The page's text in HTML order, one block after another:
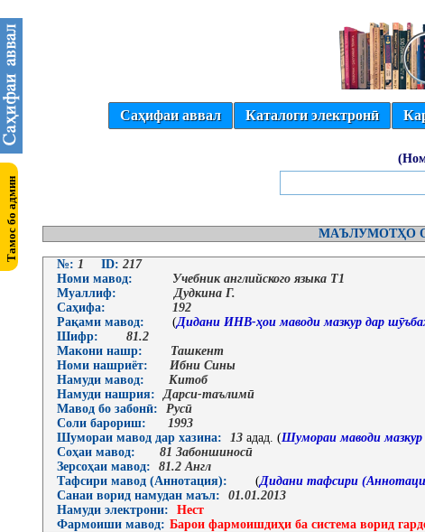
Саҳифаи аввал Каталоги электронӣ
МАЪЛУМОТҲО
№: 1 ID: 217
Номи мавод:
Учебник английского языка Т1
Муаллиф:
Дудкина Г.
Саҳифа:
192
Рақами мавод:
(Дидани ИНВ-ҳои маводи мазкур дар
Шифр:
81.2
Макони нашр:
Ташкент
Номи нашриёт:
Ибни Сины
Намуди мавод:
Китоб
Намуди нашрия:
Дарси-таълимӣ
Мавод бо забонӣ:
Русӣ
Соли барориш:
1993
Шумораи мавод дар хазина:
13 адад. (Шумораи маводи мазкур
Соҳаи мавод:
81 Забоншиносӣ
Зерсоҳаи мавод:
81.2 Англ
Тафсири мавод (Аннотация):
(Дидани тафсири
Санаи ворид намудан маъл:
01.01.2013
Намуди электрони:
Нест
Фармоиши мавод: Барои фармоишдиҳи ба система ворид